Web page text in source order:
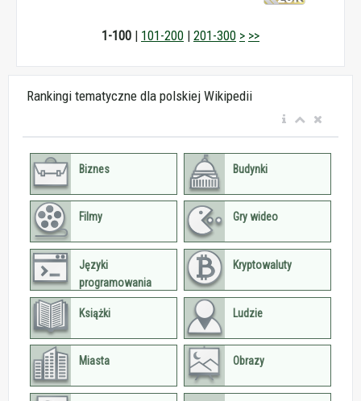
1-100 | 101-200 | 201-300 > >>
Rankingi tematyczne dla polskiej Wikipedii
Biznes Budynki
Filmy Gry wideo
Języki
programowania
Kryptowaluty
Książki Ludzie
Miasta Obrazy